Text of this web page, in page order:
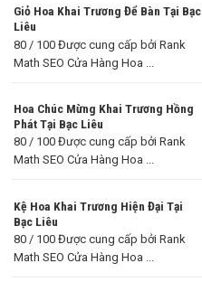
Giỏ Hoa Khai Trương Để Bàn Tại Bạc
Liêu
80 / 100 Được cung cấp bởi Rank
Math SEO Cửa Hàng Hoa ...
Hoa Chúc Mừng Khai Trương Hồng
Phát Tại Bạc Liêu
80 / 100 Được cung cấp bởi Rank
Math SEO Cửa Hàng Hoa ...
Kệ Hoa Khai Trương Hiện Đại Tại
Bạc Liêu
80 / 100 Được cung cấp bởi Rank
Math SEO Cửa Hàng Hoa ...